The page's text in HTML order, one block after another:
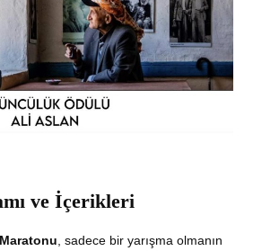
ve İçerikleri
, sadece bir yarışma olmanın